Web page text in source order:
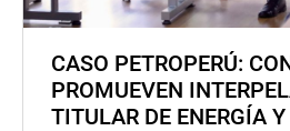
CASO PETROPERÚ:
PROMUEVEN
TITULAR DE ENERGÍA